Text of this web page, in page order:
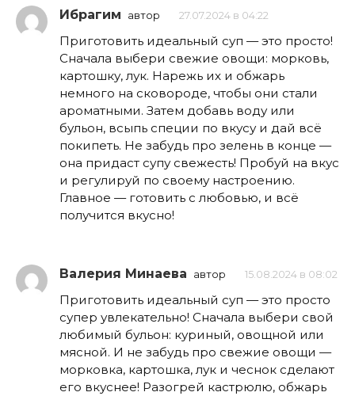
Ибрагим автор 27.07.2024 в 04:22
Приготовить идеальный суп — это просто!
Сначала выбери свежие овощи: морковь,
картошку, лук. Нарежь их и обжарь
немного на сковороде, чтобы они стали
ароматными. Затем добавь воду или
бульон, всыпь специи по вкусу и дай всё
покипеть. Не забудь про зелень в конце —
она придаст супу свежесть! Пробуй на вкус
и регулируй по своему настроению.
Главное — готовить с любовью, и всё
получится вкусно!
Валерия Минаева автор 15.08.2024 в 08:02
Приготовить идеальный суп — это просто
супер увлекательно! Сначала выбери свой
любимый бульон: куриный, овощной или
мясной. И не забудь про свежие овощи —
морковка, картошка, лук и чеснок сделают
его вкуснее! Разогрей кастрюлю, обжарь